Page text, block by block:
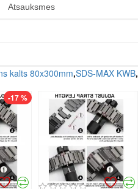
Atsauksmes
kalts 80x300mm,SDS-MAX KWB,
-17 %